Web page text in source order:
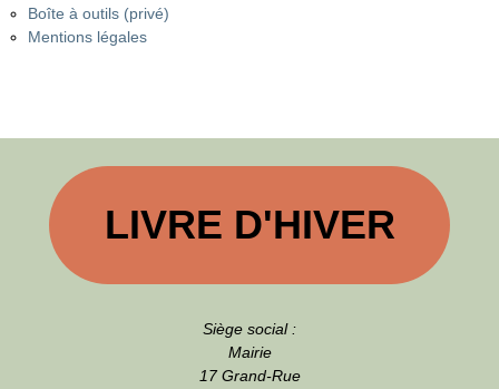
Boîte à outils (privé)
Mentions légales
LIVRE D'HIVER
Siège social :
Mairie
17 Grand-Rue